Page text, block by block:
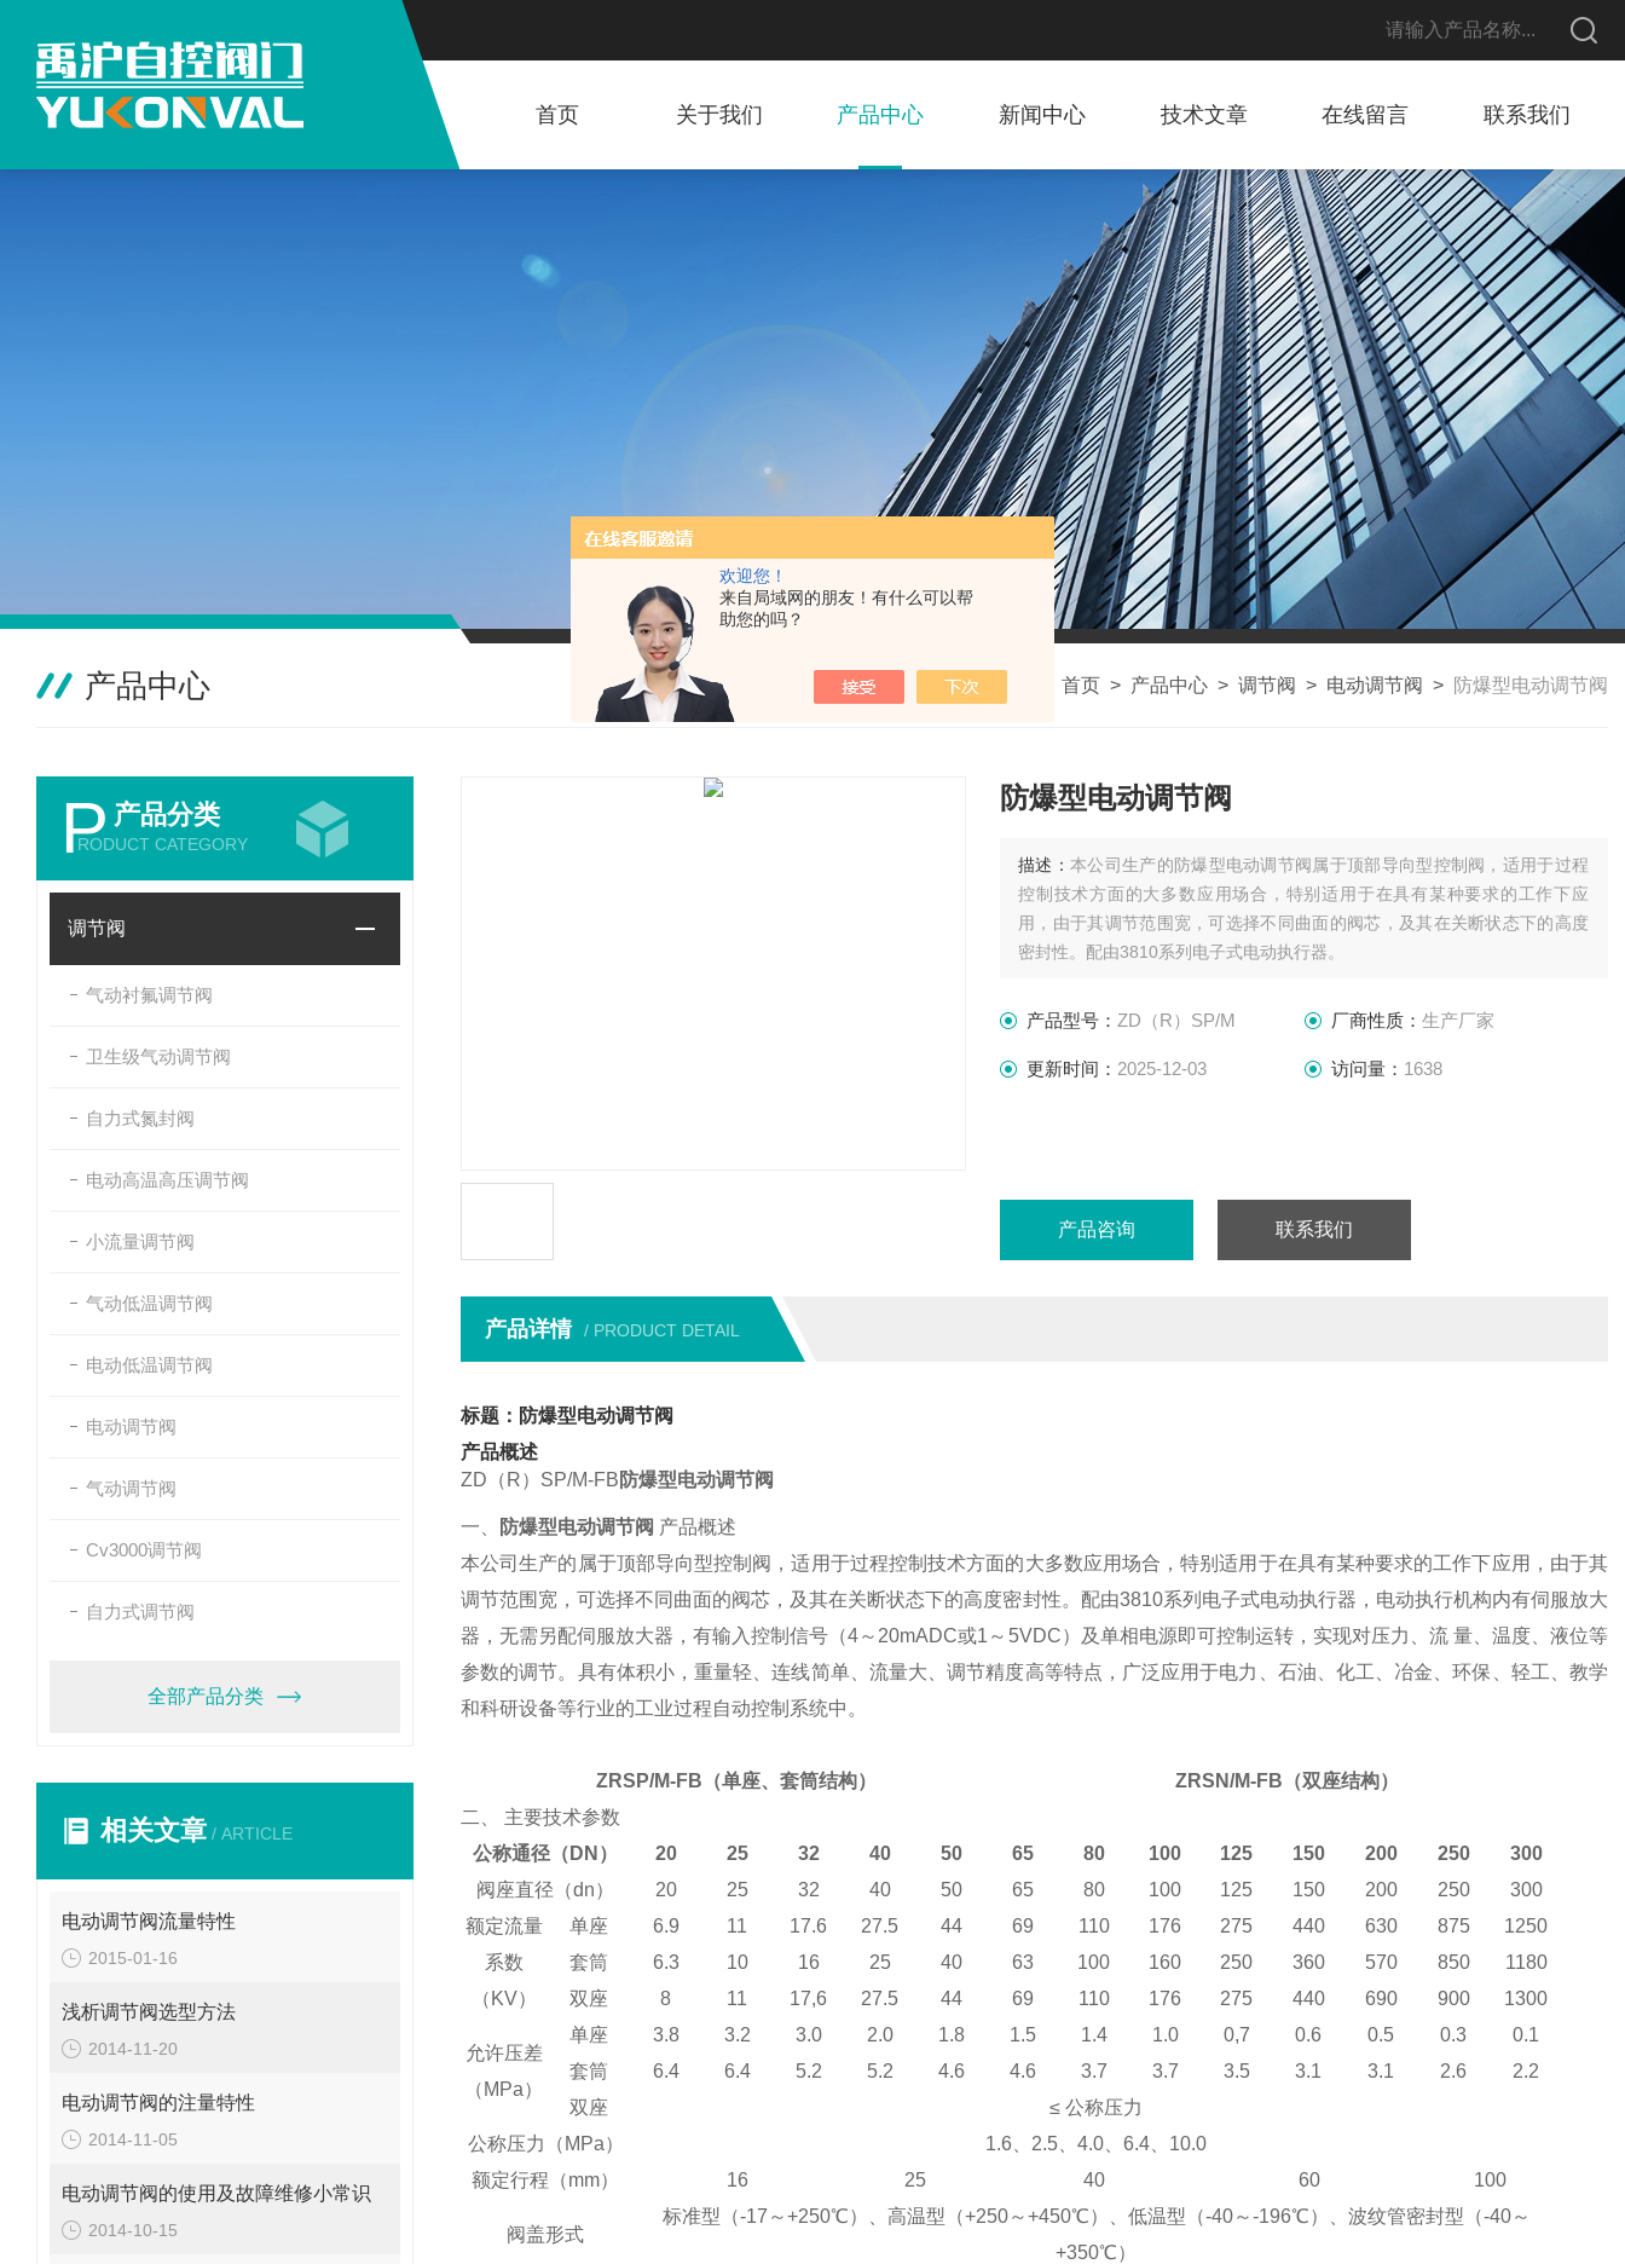
欢迎您！
来自局域网的朋友！有什么可以帮
助您的吗？
首页 关于我们 产品中心 新闻中心 技术文章 在线留言 联系我们
产品中心 我的位置： 首页 > 产品中心 > 调节阀 > 电动调节阀 > 防爆型电动调节阀
P 产品分类
RODUCT CATEGORY
调节阀
气动衬氟调节阀
卫生级气动调节阀
自力式氮封阀
电动高温高压调节阀
小流量调节阀
气动低温调节阀
电动低温调节阀
电动调节阀
气动调节阀
Cv3000调节阀
自力式调节阀
全部产品分类
相关文章 / ARTICLE
电动调节阀流量特性
2015-01-16
浅析调节阀选型方法
2014-11-20
电动调节阀的注量特性
2014-11-05
电动调节阀的使用及故障维修小常识
2014-10-15
防爆型电动调节阀
描述：本公司生产的防爆型电动调节阀属于顶部导向型控制阀，适用于过程
控制技术方面的大多数应用场合，特别适用于在具有某种要求的工作下应
用，由于其调节范围宽，可选择不同曲面的阀芯，及其在关断状态下的高度
密封性。配由3810系列电子式电动执行器。
产品型号： ZD（R）SP/M 厂商性质： 生产厂家
更新时间： 2025-12-03 访问量： 1638
产品咨询 联系我们
产品详情 / PRODUCT DETAIL
标题：防爆型电动调节阀
产品概述
ZD（R）SP/M-FB 防爆型电动调节阀
一、 防爆型电动调节阀 产品概述
本公司生产的属于顶部导向型控制阀，适用于过程控制技术方面的大多数应用场合，特别适用于在具有某种要求的工作下应用，由于其
调节范围宽，可选择不同曲面的阀芯，及其在关断状态下的高度密封性。配由3810系列电子式电动执行器，电动执行机构内有伺服放大
器，无需另配伺服放大器，有输入控制信号（4～ 20mADC或1 ～ 5VDC）及单相电源即可控制运转，实现对压力、流 量、温度、液位等
参数的调节。具有体积小，重量轻、连线简单、流量大、调节精度高等特点，广泛应用于电力、石油、化工、冶金、环保、轻工、教学
和科研设备等行业的工业过程自动控制系统中。
ZRSP/M-FB （单座、套筒结构） ZRSN/M-FB （双座结构）
二、
主要技术参数
公称通径 （DN） 20 25 32 40 50 65 80 100 125 150 200 250
300
阀座直径 （dn） 20 25 32 40 50 65 80 100 125 150 200 250
300
额定流量
系数
（KV）
单座 6.9 11 17.6 27.5 44 69 110 176 275 440 630 875
1250
套筒
6.3 10 16 25 40 63 100 160 250 360 570 850
1180
双座
8 11 17,6 27.5 44 69 110 176 275 440 690 900 1300
允许压差
（MPa）
单座 3.8 3.2 3.0 2.0 1.8 1.5 1.4 1.0 0,7 0.6 0.5 0.3
0.1
套筒
6.4 6.4 5.2 5.2 4.6 4.6 3.7 3.7 3.5 3.1 3.1 2.6
2.2
双座
≤ 公称压力
公称压力 （MPa） 1.6 2.5 4.0 6.4
10.0
额定行程 （mm） 16 25 40 60 100
阀盖形式
标准型 （-17 ～+250℃） 、高温型 （+250～+450℃） 、低温型 （-40～-196℃） 、波纹管密封型 （-40～
+350℃）